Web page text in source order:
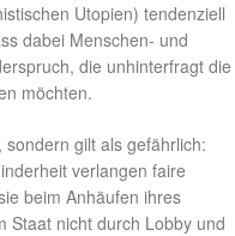
Utopien) tendenziell
dabei Menschen- und
die unhinterfragt die
möchten.
gilt als gefährlich:
verlangen faire
beim Anhäufen ihres
Staat nicht durch Lobby und